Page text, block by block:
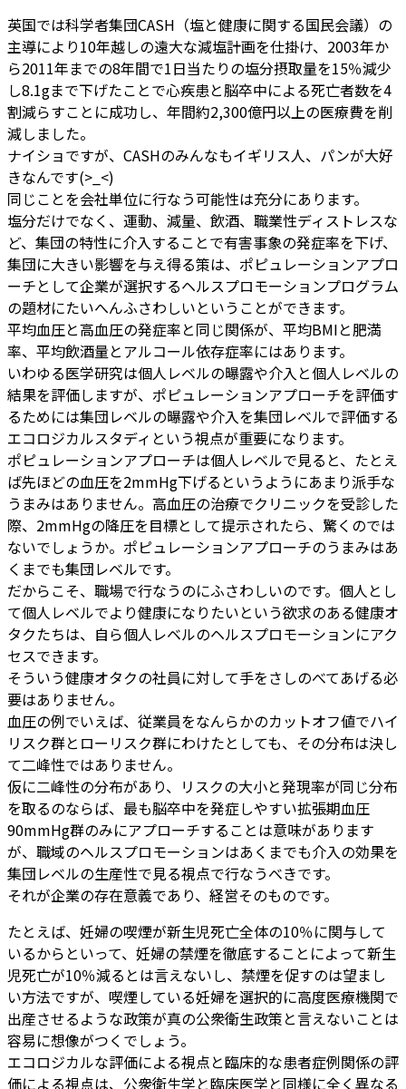
英国では科学者集団CASH（塩と健康に関する国民会議）の
主導により10年越しの遠大な減塩計画を仕掛け、2003年か
ら2011年までの8年間で1日当たりの塩分摂取量を15％減少
し8.1gまで下げたことで心疾患と脳卒中による死亡者数を4
割減らすことに成功し、年間約2,300億円以上の医療費を削
減しました。
ナイショですが、CASHのみんなもイギリス人、パンが大好
きなんです(>_<)
同じことを会社単位に行なう可能性は充分にあります。
塩分だけでなく、運動、減量、飲酒、職業性ディストレスな
ど、集団の特性に介入することで有害事象の発症率を下げ、
集団に大きい影響を与え得る策は、ポピュレーションアプロ
ーチとして企業が選択するヘルスプロモーションプログラム
の題材にたいへんふさわしいということができます。
平均血圧と高血圧の発症率と同じ関係が、平均BMIと肥満
率、平均飲酒量とアルコール依存症率にはあります。
いわゆる医学研究は個人レベルの曝露や介入と個人レベルの
結果を評価しますが、ポピュレーションアプローチを評価す
るためには集団レベルの曝露や介入を集団レベルで評価する
エコロジカルスタディという視点が重要になります。
ポピュレーションアプローチは個人レベルで見ると、たとえ
ば先ほどの血圧を2mmHg下げるというようにあまり派手な
うまみはありません。高血圧の治療でクリニックを受診した
際、2mmHgの降圧を目標として提示されたら、驚くのでは
ないでしょうか。ポピュレーションアプローチのうまみはあ
くまでも集団レベルです。
だからこそ、職場で行なうのにふさわしいのです。個人とし
て個人レベルでより健康になりたいという欲求のある健康オ
タクたちは、自ら個人レベルのヘルスプロモーションにアク
セスできます。
そういう健康オタクの社員に対して手をさしのべてあげる必
要はありません。
血圧の例でいえば、従業員をなんらかのカットオフ値でハイ
リスク群とローリスク群にわけたとしても、その分布は決し
て二峰性ではありません。
仮に二峰性の分布があり、リスクの大小と発現率が同じ分布
を取るのならば、最も脳卒中を発症しやすい拡張期血圧
90mmHg群のみにアプローチすることは意味があります
が、職域のヘルスプロモーションはあくまでも介入の効果を
集団レベルの生産性で見る視点で行なうべきです。
それが企業の存在意義であり、経営そのものです。
たとえば、妊婦の喫煙が新生児死亡全体の10％に関与して
いるからといって、妊婦の禁煙を徹底することによって新生
児死亡が10％減るとは言えないし、禁煙を促すのは望まし
い方法ですが、喫煙している妊婦を選択的に高度医療機関で
出産させるような政策が真の公衆衛生政策と言えないことは
容易に想像がつくでしょう。
エコロジカルな評価による視点と臨床的な患者症例関係の評
価による視点は、公衆衛生学と臨床医学と同様に全く異なる